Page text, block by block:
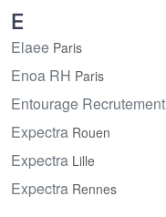
E
Elaee Paris
Enoa RH Paris
Entourage Recrutement
Expectra Rouen
Expectra Lille
Expectra Rennes